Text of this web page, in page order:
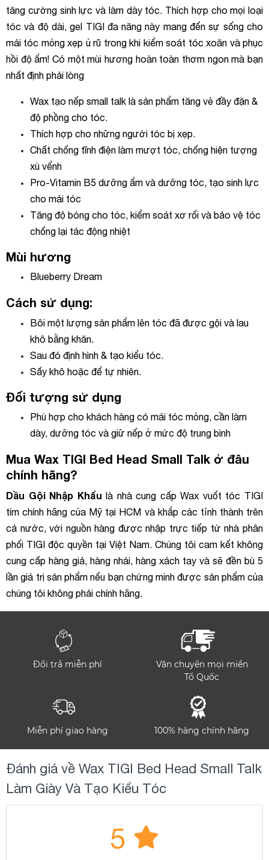
tăng cường sinh lực và làm dày tóc. Thích hợp cho mọi loại
tóc và độ dài, gel TIGI đa năng này mang đến sự sống cho
mái tóc mỏng xẹp ủ rũ trong khi kiểm soát tóc xoăn và phục
hồi độ ẩm! Có một mùi hương hoàn toàn thơm ngon mà bạn
nhất định phải lòng
Wax tạo nếp small talk là sản phẩm tăng vẻ đầy đặn &
độ phồng cho tóc.
Thích hợp cho những người tóc bị xẹp.
Chất chống tĩnh điện làm mượt tóc, chống hiện tượng
xù vểnh
Pro-Vitamin B5 dưỡng ẩm và dưỡng tóc, tạo sinh lực
cho mái tóc
Tăng độ bóng cho tóc, kiểm soát xơ rối và bảo vệ tóc
chống lại tác động nhiệt
Mùi hương
Blueberry Dream
Cách sử dụng:
Bôi một lượng sản phẩm lên tóc đã được gội và lau
khô bằng khăn.
Sau đó định hình & tạo kiểu tóc.
Sấy khô hoặc để tự nhiên.
Đối tượng sử dụng
Phù hợp cho khách hàng có mái tóc mỏng, cần làm
dày, dưỡng tóc và giữ nếp ở mức độ trung bình
Mua Wax TIGI Bed Head Small Talk ở đâu
chính hãng?
Dầu Gội Nhập Khẩulà nhà cung cấp Wax vuốt tóc TIGI
tím chính hãng của Mỹ tại HCM và khắp các tỉnh thành trên
cả nước, với nguồn hàng được nhập trực tiếp từ nhà phân
phối TIGI độc quyền tại Việt Nam. Chúng tôi cam kết không
cung cấp hàng giả, hàng nhái, hàng xách tay và sẽ đền bù 5
lần giá trị sản phẩm nếu bạn chứng minh được sản phẩm của
chúng tôi không phải chính hãng.
Đổi trả miễn phí
Vận chuyển mọi miền
Tổ Quốc
Miễn phí giao hàng 100% hàng chính hãng
Đánh giá về Wax TIGI Bed Head Small Talk
Làm Giày Và Tạo Kiểu Tóc
5